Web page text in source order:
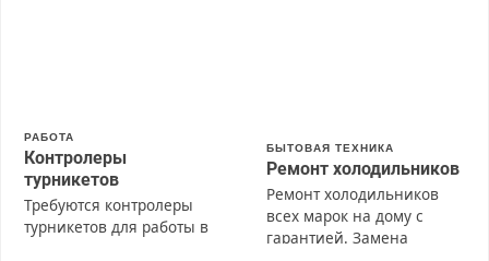
РАБОТА
Контролеры
турникетов
Требуются контролеры
турникетов для работы в
БЫТОВАЯ ТЕХНИКА
Ремонт холодильников
Ремонт холодильников
всех марок на дому с
гарантией. Замена